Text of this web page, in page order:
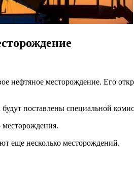
месторождение. Его
поставлены специальной
еще несколько месторождений.